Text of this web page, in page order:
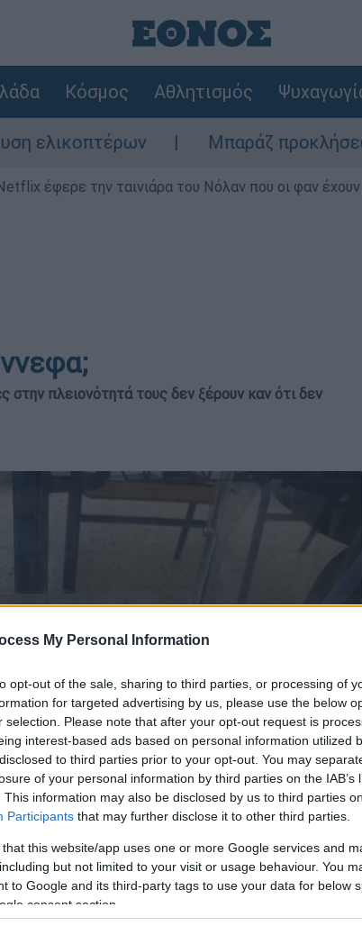
My Personal Information
opt-out of the sale, sharing to third parties, or processing of
for targeted advertising by us, please use the below
selection. Please note that after your opt-out request is
interest-based ads based on personal information utilized
to third parties prior to your opt-out. You may
of your personal information by third parties on the IAB’s
This information may also be disclosed by us to third parties
Participants that may further disclose it to other third parties.
that this website/app uses one or more Google services and
but not limited to your visit or usage behaviour. You
to Google and its third-party tags to use your data for below
consent section.
Κόσμος Αθλητισμός
Μπαράζ προκλήσεων της
έφερε την ταινιάρα του Νόλαν που οι φαν
στην πλειονότητά τους δεν ξέρουν καν ότι δεν